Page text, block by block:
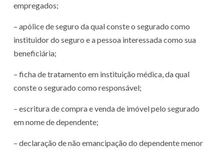
empregados;
– apólice de seguro da qual conste o segurado como
instituidor do seguro e a pessoa interessada como sua
beneficiária;
– ficha de tratamento em instituição médica, da qual
conste o segurado como responsável;
– escritura de compra e venda de imóvel pelo segurado
em nome de dependente;
– declaração de não emancipação do dependente menor